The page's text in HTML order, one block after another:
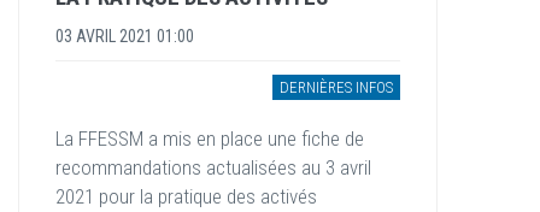
03 AVRIL 2021 01:00
DERNIÈRES INFOS
La FFESSM a mis en place une fiche de
recommandations actualisées au 3 avril
2021 pour la pratique des activés